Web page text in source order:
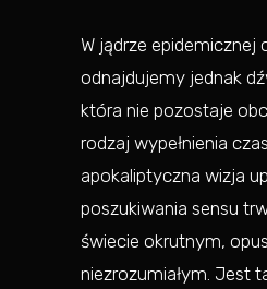
W jądrze epidemicznej
odnajdujemy jednak
która nie pozostaje
rodzaj wypełnienia
apokaliptyczna wizja
poszukiwania sensu
świecie okrutnym,
niezrozumiałym. Jest